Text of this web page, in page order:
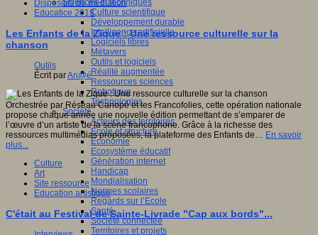
Sciences et techniques
Culture scientifique
Développement durable
Intelligence artificielle
Logiciels libres
Métavers
Outils et logiciels
Réalité augmentée
Ressources sciences
Robotique
Technologies
Société
Acteurs des territoires
Ecole et structure
Economie
Ecosystème éducatif
Génération internet
Handicap
Mondialisation
Normes scolaires
Regards sur l’Ecole
Santé
Société connectée
Territoires et projets
Dispositifs de médiation
Educatice 2018
Les Enfants de la Zique : Une ressource culturelle sur la
chanson
Outils
Écrit parAn@é
Orchestrée par Réseau Canopé et les Francofolies, cette opération nationale
propose chaque année une nouvelle édition permettant de s’emparer de
l’œuvre d’un artiste de la scène francophone. Grâce à la richesse des
ressources multimédias proposées, la plateforme des Enfants de… En savoir
plus...
Culture
Art
Site ressource
Education artistique
C'était au Festival de Sainte-Livrade "Cap aux bords"...